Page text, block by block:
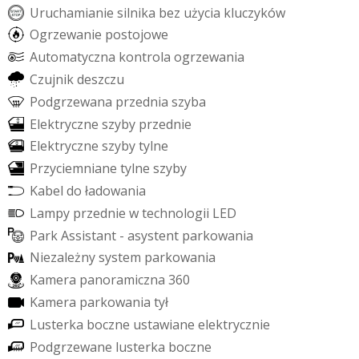
Uruchamianie silnika bez użycia kluczyków
Ogrzewanie postojowe
Automatyczna kontrola ogrzewania
Czujnikdeszczu
Podgrzewana przednia szyba
Elektryczne szyby przednie
Elektryczne szybytylne
Przyciemniane tylne szyby
Kabel do ładowania
Lampy przednie wtechnologii LED
ParkAssistant - asystent parkowania
Niezależnysystem parkowania
Kamera panoramiczna 360
Kamera parkowania tył
Lusterka boczne ustawiane elektrycznie
Podgrzewane lusterka boczne